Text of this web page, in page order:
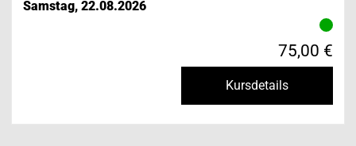
Samstag, 22.08.2026
75,00 €
Kursdetails